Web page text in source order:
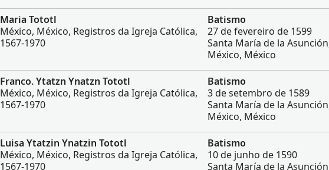
Maria Tototl
México, México, Registros da Igreja Católica,
1567-1970
Batismo
27 de fevereiro de 1599
Santa María de la
México, México
Franco. Ytatzn Ynatzn Tototl
México, México, Registros da Igreja Católica,
1567-1970
Batismo
3 de setembro de 1589
Santa María de la
México, México
Luisa Ytatzin Ynatzin Tototl
México, México, Registros da Igreja Católica,
1567-1970
Batismo
10 de junho de 1590
Santa María de la